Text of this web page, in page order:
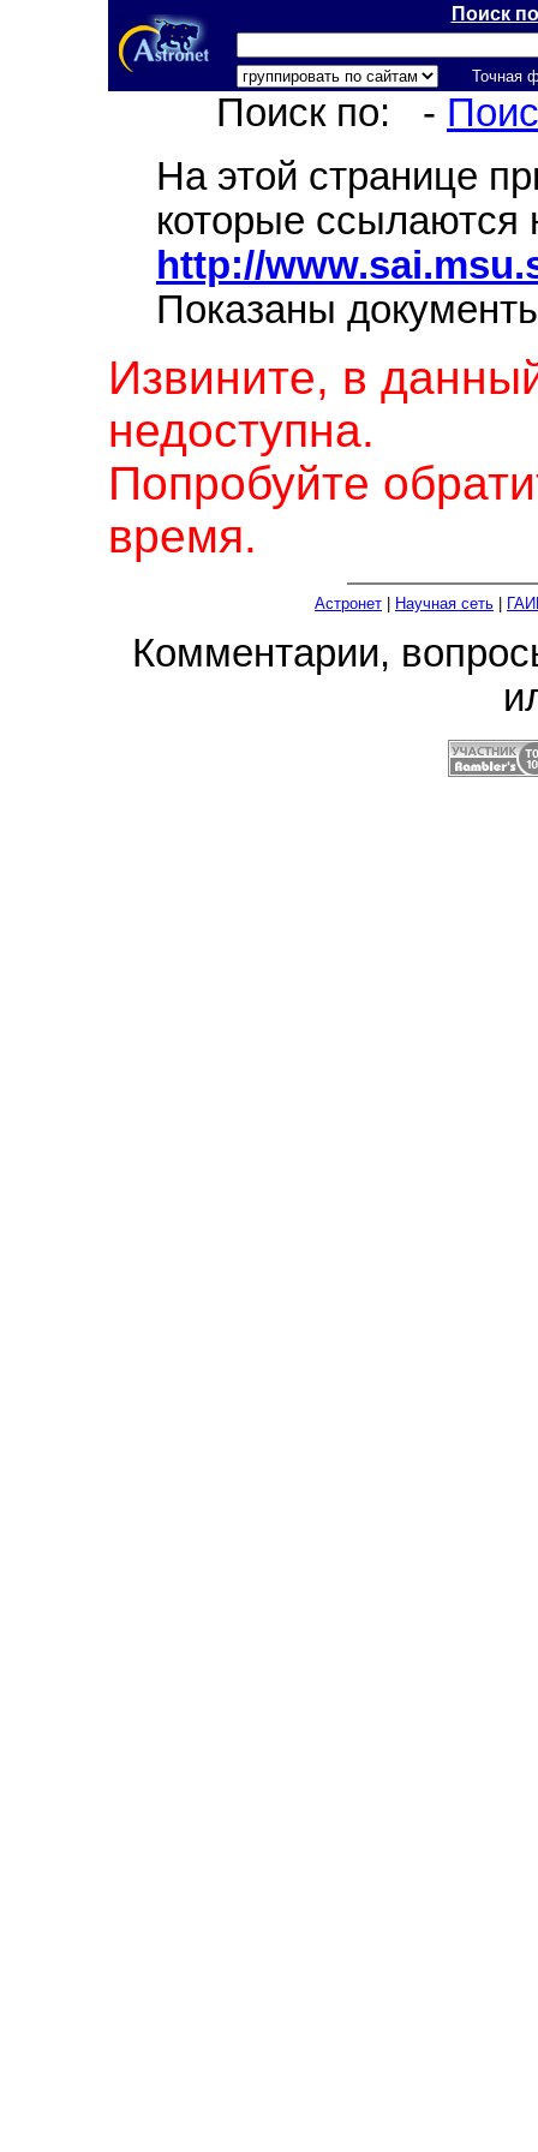
Поиск
Точная
Поиск по: -
На этой странице
которые ссылаются
http://
Показаны
Извините, в
недоступна.
Попробуйте
время.
Астронет Научная сеть
Комментарии,